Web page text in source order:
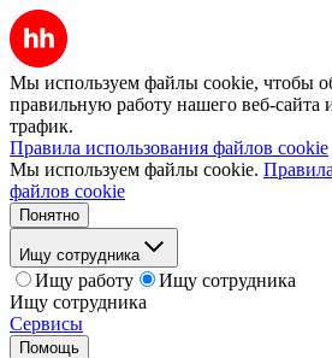
Мы используем файлы cookie, чтобы
правильную работу нашего веб-сайта
трафик.
Правила использования файлов cookie
Мы используем файлы cookie.
файлов cookie
Понятно
Ищу сотрудника
Ищу работу
Ищу сотрудника
Ищу сотрудника
Сервисы
Помощь